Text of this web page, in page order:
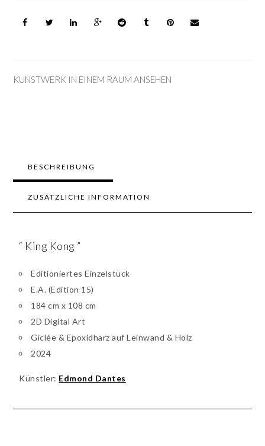
KUNSTWERK IN EINEM RAUM ANSEHEN
BESCHREIBUNG
ZUSÄTZLICHE INFORMATION
“ King Kong ”
Editioniertes Einzelstück
E.A. (Edition 15)
184 cm x 108 cm
2D Digital Art
Giclée & Epoxidharz auf Leinwand & Holz
2024
Künstler: Edmond Dantes